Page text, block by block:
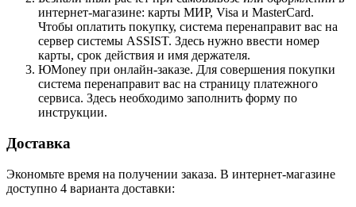
интернет-магазине: карты МИР, Visa и MasterCard.
Чтобы оплатить покупку, система перенаправит вас на
сервер системы ASSIST. Здесь нужно ввести номер
карты, срок действия и имя держателя.
ЮMoney при онлайн-заказе. Для совершения покупки
система перенаправит вас на страницу платежного
сервиса. Здесь необходимо заполнить форму по
инструкции.
Доставка
Экономьте время на получении заказа. В интернет-магазине
доступно 4 варианта доставки: